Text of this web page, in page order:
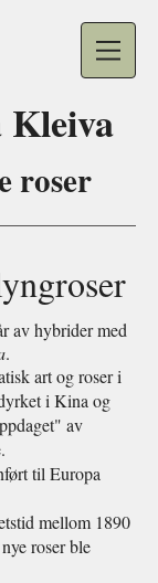
Kleiva
roser
av hybrider med
.
art og roser i
i Kina og
av
til Europa
mellom 1890
roser ble